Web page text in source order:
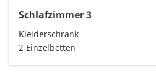
Schlafzimmer 3
Kleiderschrank
2 Einzelbetten